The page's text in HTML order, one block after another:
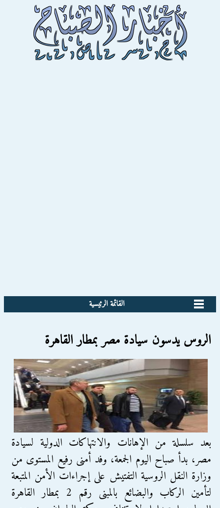
القائمة الرئيسية
الروس يدسون سيادة مصر بمطار القاهرة
بعد سلسلة من الإهانات والانتهاكات الدولية لسيادة
مصر، بدأ صباح اليوم الجمعة، وفد أمنى رفيع المستوى من
وزارة النقل الروسية التفتيش على إجراءات الأمن المتبعة
لتأمين الركاب والبضائع بالمبنى رقم 2 بمطار القاهرة